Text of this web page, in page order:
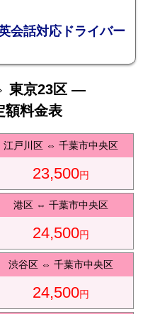
め
プ
会話対応ドライバー
東京23区 —
額料金表
江戸川区⇔ 千葉市中央区
23,500円
港区⇔ 千葉市中央区
24,500円
渋谷区⇔ 千葉市中央区
24,500円